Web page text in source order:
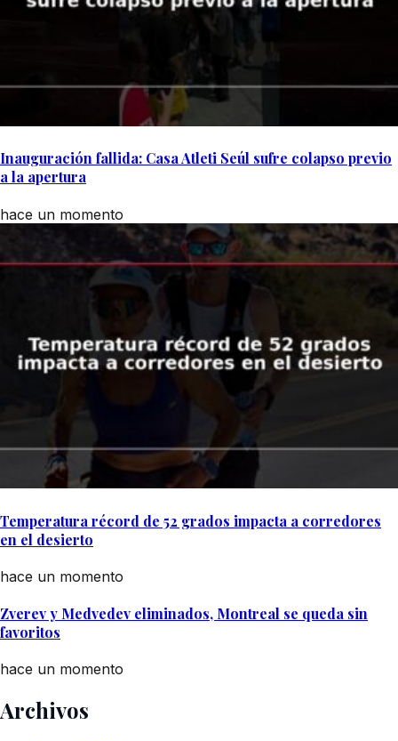
Inauguración fallida: Casa Atleti Seúl sufre colapso previo
a la apertura
hace un momento
Temperatura récord de 52 grados impacta a corredores
en el desierto
hace un momento
Zverev y Medvedev eliminados, Montreal se queda sin
favoritos
hace un momento
Archivos